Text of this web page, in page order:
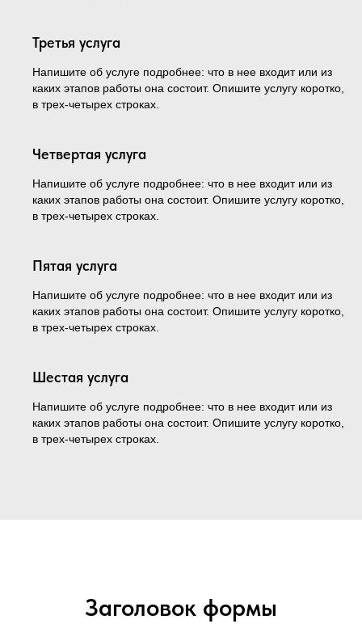
Третья услуга
Напишите об услуге подробнее: что в нее входит или из
каких этапов работы она состоит. Опишите услугу коротко,
в трех-четырех строках.
Четвертая услуга
Напишите об услуге подробнее: что в нее входит или из
каких этапов работы она состоит. Опишите услугу коротко,
в трех-четырех строках.
Пятая услуга
Напишите об услуге подробнее: что в нее входит или из
каких этапов работы она состоит. Опишите услугу коротко,
в трех-четырех строках.
Шестая услуга
Напишите об услуге подробнее: что в нее входит или из
каких этапов работы она состоит. Опишите услугу коротко,
в трех-четырех строках.
Заголовок формы